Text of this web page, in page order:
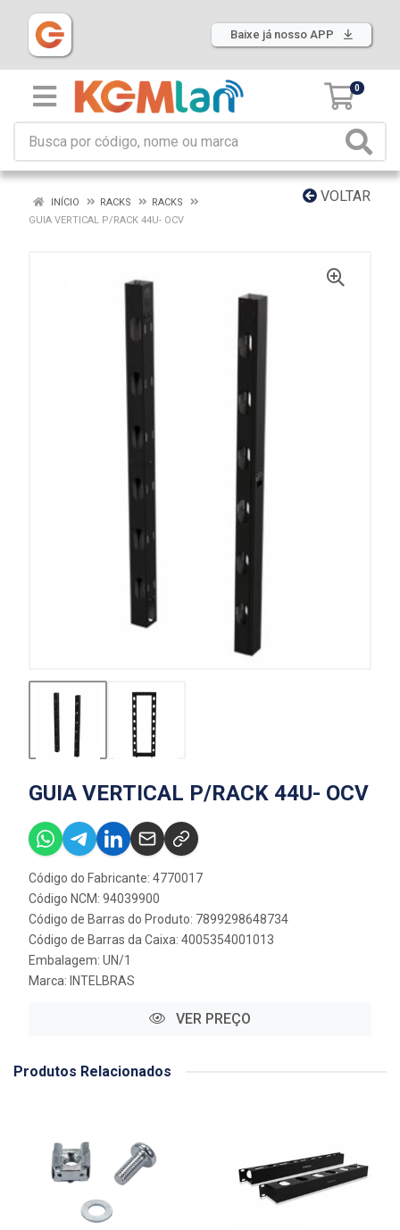
Baixe já nosso APP
0
VOLTAR
INÍCIO RACKS
RACKS
GUIA VERTICAL P/RACK 44U- OCV
GUIA VERTICAL P/RACK 44U- OCV
Código do Fabricante: 4770017
Código NCM: 94039900
Código de Barras do Produto: 7899298648734
Código de Barras da Caixa: 4005354001013
Embalagem: UN/1
Marca: INTELBRAS
VER PREÇO
Produtos Relacionados